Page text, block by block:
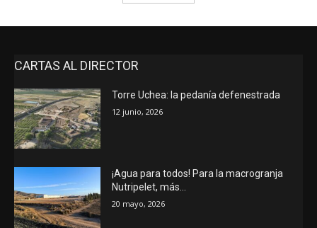
CARTAS AL DIRECTOR
Torre Uchea: la pedanía defenestrada
12 junio, 2026
¡Agua para todos! Para la macrogranja
Nutripelet, más…
20 mayo, 2026